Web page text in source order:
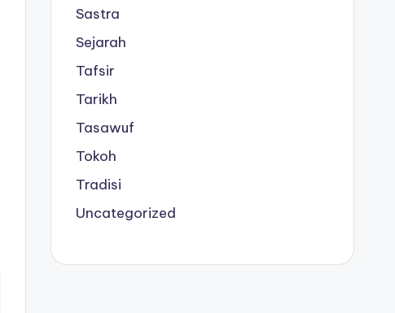
Sastra
Sejarah
Tafsir
Tarikh
Tasawuf
Tokoh
Tradisi
Uncategorized